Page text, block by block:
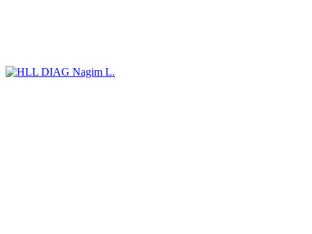
Nagim L.